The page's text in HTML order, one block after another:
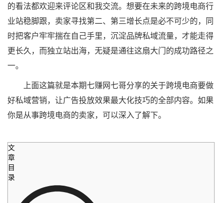
的看法都欢迎来评论区和我交流。想要在未来的跨境电商行
业站稳脚跟，卖家寻找第二、第三增长点是必不可少的，同
时把客户牢牢揣在自己手里，沉淀品牌私域流量，才能走得
更长久，而独立站出海，无疑是通往这扇大门的成功路径之
一。
上面这篇就是本期七赚网七哥分享的关于跨境电商要做
好私域营销，让广告投放效果最大化技巧的全部内容。如果
你是从事跨境电商的卖家，可以深入了解下。
文
章
目
录